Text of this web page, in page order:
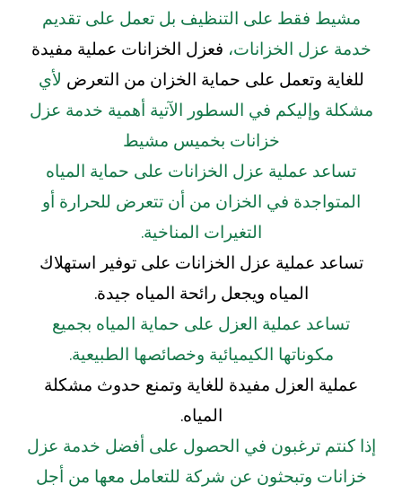
مشيط فقط على التنظيف بل تعمل على تقديم
خدمة عزل الخزانات، فعزل الخزانات عملية مفيدة
للغاية وتعمل على حماية الخزان من التعرض لأي
مشكلة وإليكم في السطور الآتية أهمية خدمة عزل
خزانات بخميس مشيط
تساعد عملية عزل الخزانات على حماية المياه
المتواجدة في الخزان من أن تتعرض للحرارة أو
التغيرات المناخية.
تساعد عملية عزل الخزانات على توفير استهلاك
المياه ويجعل رائحة المياه جيدة.
تساعد عملية العزل على حماية المياه بجميع
مكوناتها الكيميائية وخصائصها الطبيعية.
عملية العزل مفيدة للغاية وتمنع حدوث مشكلة
المياه.
إذا كنتم ترغبون في الحصول على أفضل خدمة عزل
خزانات وتبحثون عن شركة للتعامل معها من أجل